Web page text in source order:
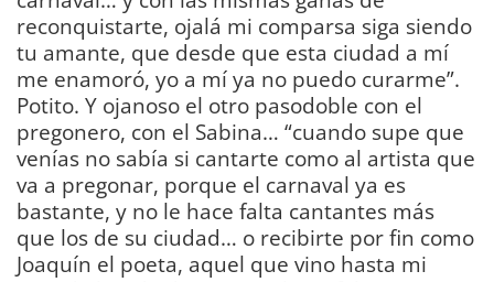
reconquistarte, ojalá mi comparsa siga siendo
tu amante, que desde que esta ciudad a mí
me enamoró, yo a mí ya no puedo curarme”.
Potito. Y ojanoso el otro pasodoble con el
pregonero, con el Sabina… “cuando supe que
venías no sabía si cantarte como al artista que
va a pregonar, porque el carnaval ya es
bastante, y no le hace falta cantantes más
que los de su ciudad… o recibirte por fin como
Joaquín el poeta, aquel que vino hasta mi